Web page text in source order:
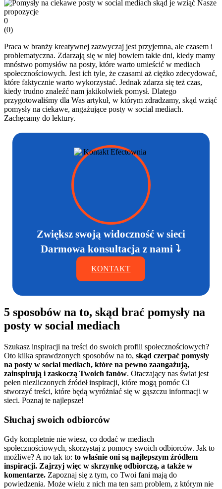
0
(0)
Praca w branży kreatywnej zazwyczaj jest przyjemna, ale czasem i
problematyczna. Zdarzają się w niej bowiem takie dni, kiedy mamy
mnóstwo pomysłów na posty, które warto umieścić w mediach
społecznościowych. Jest ich tyle, że czasami aż ciężko zdecydować,
które faktycznie warto wykorzystać. Jednak zdarza się też czas,
kiedy trudno znaleźć nam jakikolwiek pomysł. Dlatego
przygotowaliśmy dla Was artykuł, w którym zdradzamy, skąd wziąć
pomysły na ciekawe, angażujące posty w social mediach.
Zachęcamy do lektury.
Zwiększ swoją widoczność w sieci
Darmowa konsultacja z nami ⤵
KONTAKT
5 sposobów na to, skąd brać pomysły na
posty w social mediach
Szukasz inspiracji na treści do swoich profili społecznościowych?
Oto kilka sprawdzonych sposobów na to, skąd czerpać pomysły
na posty w social mediach, które na pewno zaangażują,
zainspirują i zaskoczą Twoich fanów. Otaczający nas świat jest
pełen niezliczonych źródeł inspiracji, które mogą pomóc Ci
stworzyć treści, które będą wyróżniać się w gąszczu informacji w
sieci. Poznaj te najlepsze!
Słuchaj swoich odbiorców
Gdy kompletnie nie wiesz, co dodać w mediach
społecznościowych, skorzystaj z pomocy swoich odbiorców. Jak to
możliwe? A no tak to: to właśnie oni są najlepszym źródłem
inspiracji. Zajrzyj więc w skrzynkę odbiorczą, a także w
komentarze. Zapoznaj się z tym, co Twoi fani mają do
powiedzenia. Może wielu z nich ma ten sam problem, z którym nie